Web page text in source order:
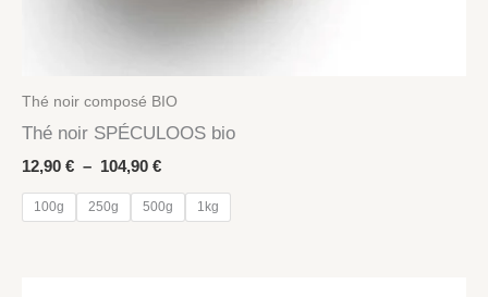
Thé noir composé BIO
Thé noir SPÉCULOOS bio
12,90 € – 104,90 €Plage
prix :
12,90 €
100g 250g 500g 1kg